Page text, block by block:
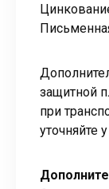
защитной
при
уточняйте